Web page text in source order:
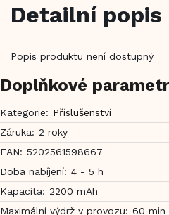
Detailní
Popis produktu není dostupný
Doplňkové
Kategorie: Příslušenství
Záruka: 2 roky
EAN: 5202561598667
Doba nabíjení: 4 - 5 h
Kapacita: 2200 mAh
Maximální výdrž v provozu: 60 min